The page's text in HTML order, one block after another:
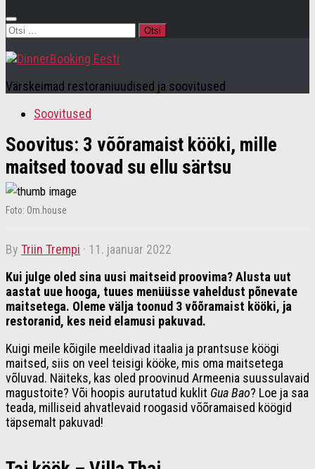
Otsi:
Värskeimad restoraniuudised ja soovitused
Soovitused
Soovitus: 3 võõramaist kööki, mille
maitsed toovad su ellu särtsu
Foto: Om.house
by Triin Trempi · 11. jaanuar 2022
Kui julge oled sina uusi maitseid proovima? Alusta uut
aastat uue hooga, tuues menüüsse vaheldust põnevate
maitsetega. Oleme välja toonud 3 võõramaist kööki, ja
restoranid, kes neid elamusi pakuvad.
Kuigi meile kõigile meeldivad itaalia ja prantsuse köögi
maitsed, siis on veel teisigi kööke, mis oma maitsetega
võluvad. Näiteks, kas oled proovinud Armeenia suussulavaid
magustoite? Või hoopis aurutatud kuklit Gua Bao? Loe ja saa
teada, milliseid ahvatlevaid roogasid võõramaised köögid
täpsemalt pakuvad!